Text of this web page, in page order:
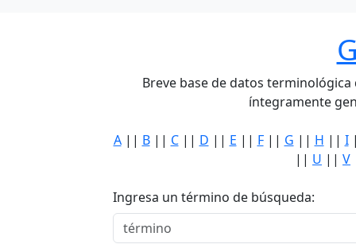
Breve base de datos
íntegramente
A|| B|| C|| D || E || F|| G || H || I
|| U || V
Ingresa un término de búsqueda: